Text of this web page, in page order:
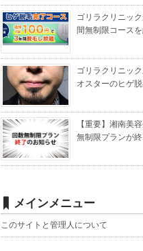
ゴリラクリニッ
間無制限コースを
ゴリラクリニッ
オスターのヒゲ
【重要】湘南美
無制限プランが
メインメニュー
このサイトと管理人について